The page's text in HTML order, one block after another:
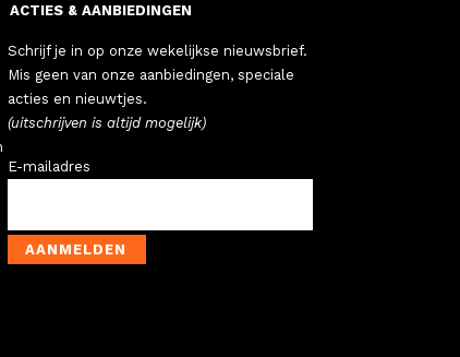
ACTIES & AANBIEDINGEN
Schrijf je in op onze wekelijkse nieuwsbrief.
Mis geen van onze aanbiedingen, speciale
acties en nieuwtjes.
(uitschrijven is altijd mogelijk)
E-mailadres
AANMELDEN